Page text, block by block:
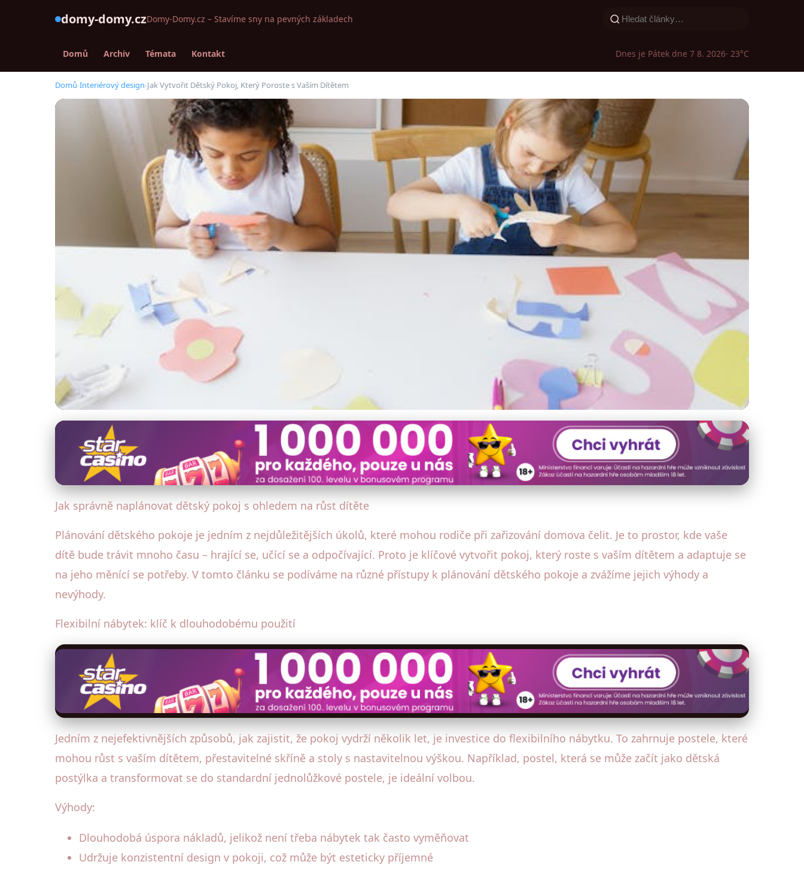
domy-domy.czDomy-Domy.cz – Stavíme sny na pevných základech
Domů Archiv Témata Kontakt Dnes je Pátek dne 7 8. 2026· 23°C
Domů›Interiérový design›Jak Vytvořit Dětský Pokoj, Který Poroste s Vaším Dítětem
Interiérový design
Jak Vytvořit Dětský Pokoj, Který Poroste s Vaším Dítětem
15. 6. 2025· 4 min čtení · Autor: Eva Šimková
Jak správně naplánovat dětský pokoj s ohledem na růst dítěte
Plánování dětského pokoje je jedním z nejdůležitějších úkolů, které mohou rodiče při zařizování domova čelit. Je to prostor, kde vaše
dítě bude trávit mnoho času – hrající se, učící se a odpočívající. Proto je klíčové vytvořit pokoj, který roste s vaším dítětem a adaptuje se
na jeho měnící se potřeby. V tomto článku se podíváme na různé přístupy k plánování dětského pokoje a zvážíme jejich výhody a
nevýhody.
Flexibilní nábytek: klíč k dlouhodobému použití
Jedním z nejefektivnějších způsobů, jak zajistit, že pokoj vydrží několik let, je investice do flexibilního nábytku. To zahrnuje postele, které
mohou růst s vaším dítětem, přestavitelné skříně a stoly s nastavitelnou výškou. Například, postel, která se může začít jako dětská
postýlka a transformovat se do standardní jednolůžkové postele, je ideální volbou.
Výhody:
Dlouhodobá úspora nákladů, jelikož není třeba nábytek tak často vyměňovat
Udržuje konzistentní design v pokoji, což může být esteticky příjemné